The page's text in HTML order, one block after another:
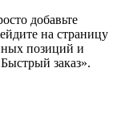
добавьте
на страницу
позиций и
заказ».